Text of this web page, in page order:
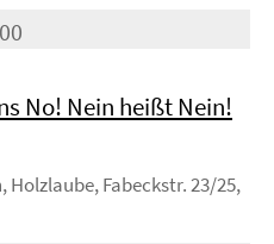
No! Nein heißt Nein!
Fabeckstr. 23/25,